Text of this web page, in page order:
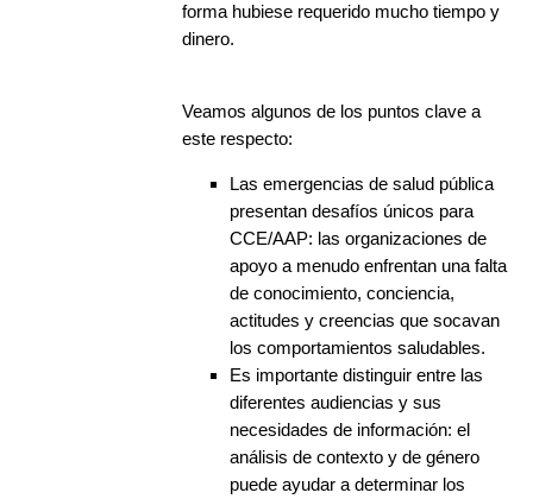
forma hubiese requerido mucho tiempo y
dinero.
Veamos algunos de los puntos clave a
este respecto:
Las emergencias de salud pública
presentan desafíos únicos para
CCE/AAP: las organizaciones de
apoyo a menudo enfrentan una falta
de conocimiento, conciencia,
actitudes y creencias que socavan
los comportamientos saludables.
Es importante distinguir entre las
diferentes audiencias y sus
necesidades de información: el
análisis de contexto y de género
puede ayudar a determinar los